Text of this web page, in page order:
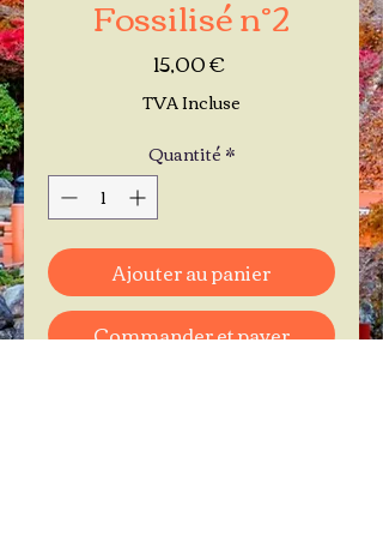
Fossilisé n°2
15,00 €Prix
TVA Incluse
Quantité*
Ajouter au panier
Commander et payer